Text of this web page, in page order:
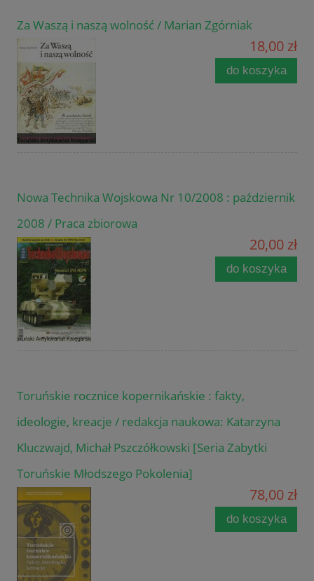
Za Waszą i naszą wolność / Marian Zgórniak
18,00 zł
do koszyka
Nowa Technika Wojskowa Nr 10/2008 : październik
2008 / Praca zbiorowa
20,00 zł
do koszyka
Toruńskie rocznice kopernikańskie : fakty,
ideologie, kreacje / redakcja naukowa: Katarzyna
Kluczwajd, Michał Pszczółkowski [Seria Zabytki
Toruńskie Młodszego Pokolenia]
78,00 zł
do koszyka